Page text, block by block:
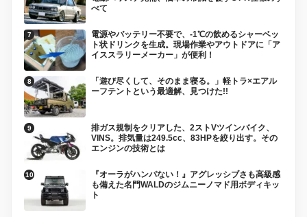
べて
電源やバッテリー不要で、-1℃の飲めるシャーベッ
ト状ドリンクを生成。現場作業やアウトドアに「ア
イススラリーメーカー」が便利！
「遊び尽くして、そのまま寝る。」軽トラ×エアル
ーフテントという最適解、見つけた!!
排ガス規制をクリアした、2ストVツインバイク、
VINS。排気量は249.5cc、83HPを絞り出す。その
エンジンの技術とは
『オーラがハンパない！』アグレッシブさも高級感
も備えた名門WALDのジムニーノマド用ボディキッ
ト